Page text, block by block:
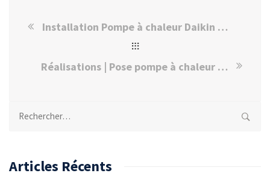
Installation Pompe à chaleur Daikin Créteil
Réalisations | Pose pompe à chaleur Mitsubishi à Maisons-Alfort
Rechercher :
Articles Récents